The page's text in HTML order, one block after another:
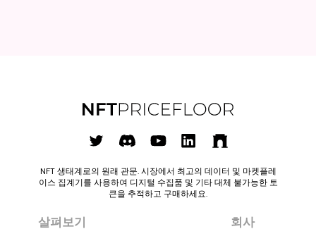
NFT 생태계로의 원래 관문. 시장에서 최고의 데이터 및 마켓플레
이스 집계기를 사용하여 디지털 수집품 및 기타 대체 불가능한 토
큰을 추적하고 구매하세요.
살펴보기 회사